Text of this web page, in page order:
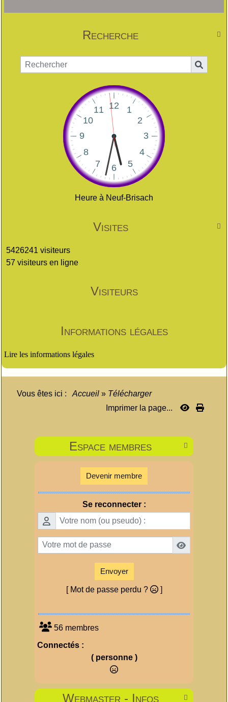

Recherche
Heure à Neuf-Brisach

Visites
5426241 visiteurs
57 visiteurs en ligne
Visiteurs
Informations légales
Lire les informations légales
Vous êtes ici : Accueil » Télécharger
Imprimer la page...

Espace membres
Devenir membre
Se reconnecter :
Envoyer
[ Mot de passe perdu ? ]
56 membres
Connectés :
( personne )

Webmaster - Infos